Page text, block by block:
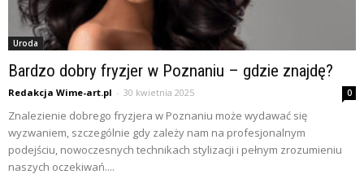
Uroda
Bardzo dobry fryzjer w Poznaniu – gdzie znajdę?
Redakcja Wime-art.pl - 30 kwietnia 2025 0
Znalezienie dobrego fryzjera w Poznaniu może wydawać się
wyzwaniem, szczególnie gdy zależy nam na profesjonalnym
podejściu, nowoczesnych technikach stylizacji i pełnym zrozumieniu
naszych oczekiwań....